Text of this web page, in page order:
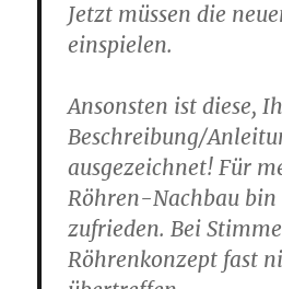
Jetzt müssen die
einspielen.
Ansonsten ist diese,
Beschreibung/
ausgezeichnet! Für
Röhren-Nachbau bin
zufrieden. Bei
Röhrenkonzept fast